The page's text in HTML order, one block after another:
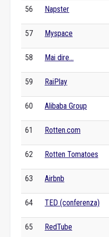
56 Napster
57 Myspace
58 Mai dire...
59 RaiPlay
60 Alibaba Group
61 Rotten.com
62 Rotten Tomatoes
63 Airbnb
64 TED (conferenza)
65 RedTube